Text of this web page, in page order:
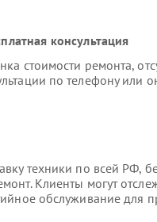
консультация
стоимости ремонта,
по телефону или
техники по всей РФ,
Клиенты могут
обслуживание для